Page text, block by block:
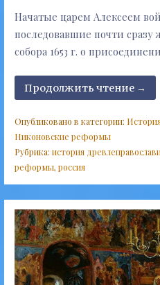
Начатые царем Алексеем
последовавшие почти
собора 1653 г. о
Продолжить чтение →
Опубликовано в категории:
Никоновские реформы
Рубрика: история
реформы, россия